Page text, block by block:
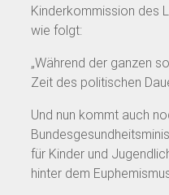
Kinderkommission des
wie folgt:
„Während der ganzen
Zeit des politischen
Und nun kommt auch
für Kinder und
hinter dem